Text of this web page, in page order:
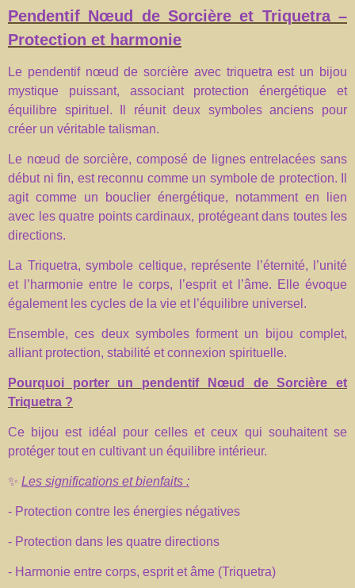
Pendentif Nœud de Sorcière et Triquetra –
Protection et harmonie
Le pendentif nœud de sorcière avec triquetra est un bijou
mystique puissant, associant protection énergétique et
équilibre spirituel. Il réunit deux symboles anciens pour
créer un véritable talisman.
Le nœud de sorcière, composé de lignes entrelacées sans
début ni fin, est reconnu comme un symbole de protection. Il
agit comme un bouclier énergétique, notamment en lien
avec les quatre points cardinaux, protégeant dans toutes les
directions.
La Triquetra, symbole celtique, représente l’éternité, l’unité
et l’harmonie entre le corps, l’esprit et l’âme. Elle évoque
également les cycles de la vie et l’équilibre universel.
Ensemble, ces deux symboles forment un bijou complet,
alliant protection, stabilité et connexion spirituelle.
Pourquoi porter un pendentif Nœud de Sorcière et
Triquetra ?
Ce bijou est idéal pour celles et ceux qui souhaitent se
protéger tout en cultivant un équilibre intérieur.
✨ Les significations et bienfaits :
- Protection contre les énergies négatives
- Protection dans les quatre directions
- Harmonie entre corps, esprit et âme (Triquetra)